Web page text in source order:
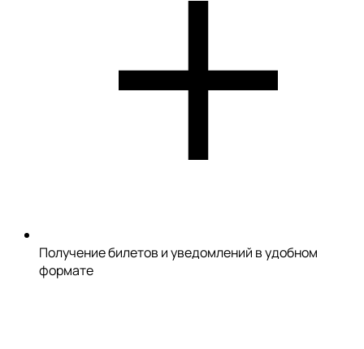
Получение билетов и уведомлений в удобном
формате